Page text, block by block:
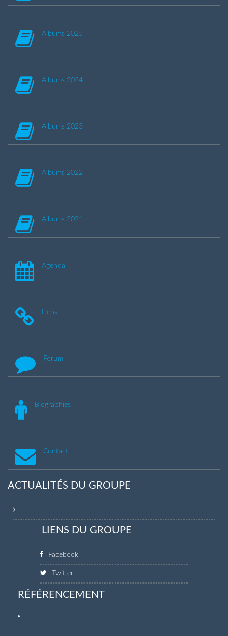
Albums 2025
Albums 2024
Albums 2023
Albums 2022
Albums 2021
Agenda
Liens
Forum
Biographies
Contact
ACTUALITÉS DU GROUPE
LIENS DU GROUPE
Facebook
Twitter
RÉFÉRENCEMENT